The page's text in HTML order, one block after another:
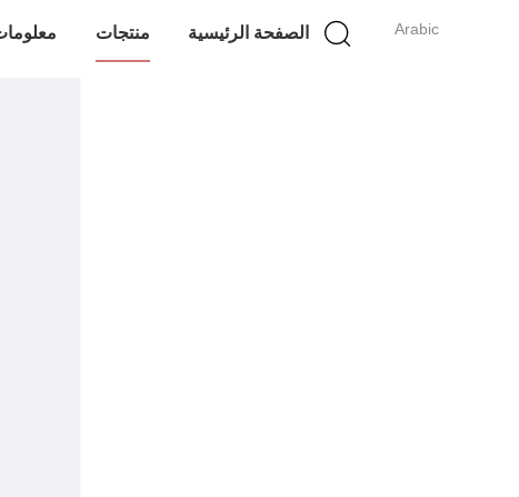
Arabic الصفحة الرئيسية منتجات